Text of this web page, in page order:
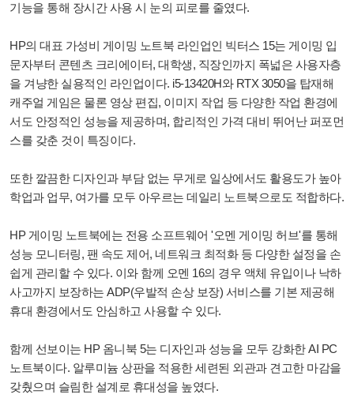
기능을 통해 장시간 사용 시 눈의 피로를 줄였다.
HP의 대표 가성비 게이밍 노트북 라인업인 빅터스 15는 게이밍 입
문자부터 콘텐츠 크리에이터, 대학생, 직장인까지 폭넓은 사용자층
을 겨냥한 실용적인 라인업이다. i5-13420H와 RTX 3050을 탑재해
캐주얼 게임은 물론 영상 편집, 이미지 작업 등 다양한 작업 환경에
서도 안정적인 성능을 제공하며, 합리적인 가격 대비 뛰어난 퍼포먼
스를 갖춘 것이 특징이다.
또한 깔끔한 디자인과 부담 없는 무게로 일상에서도 활용도가 높아
학업과 업무, 여가를 모두 아우르는 데일리 노트북으로도 적합하다.
HP 게이밍 노트북에는 전용 소프트웨어 '오멘 게이밍 허브'를 통해
성능 모니터링, 팬 속도 제어, 네트워크 최적화 등 다양한 설정을 손
쉽게 관리할 수 있다. 이와 함께 오멘 16의 경우 액체 유입이나 낙하
사고까지 보장하는 ADP(우발적 손상 보장) 서비스를 기본 제공해
휴대 환경에서도 안심하고 사용할 수 있다.
함께 선보이는 HP 옴니북 5는 디자인과 성능을 모두 강화한 AI PC
노트북이다. 알루미늄 상판을 적용한 세련된 외관과 견고한 마감을
갖췄으며 슬림한 설계로 휴대성을 높였다.